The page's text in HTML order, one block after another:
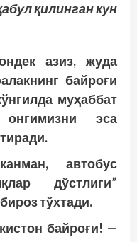
қилинган кун
азиз, жуда
байроғи
муҳаббат
эса
автобус
дўстлиги”
тўхтади.
байроғи! —